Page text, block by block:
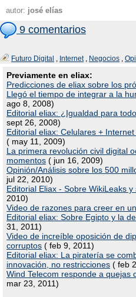
autor: josé elías
9 comentarios
Futuro Digital , Internet, Negocios ,
Previamente en eliax:
Predicciones de eliax sobre los
Llegó el tiempo de integrar a la
ago 8, 2008)
Editorial eliax: ¿Igualdad para
sept 26, 2008)
Editorial eliax: Celulares +
( may 11, 2009)
La primera revolución civil digital
momentos ( jun 16, 2009)
Opinión/Análisis sobre los 500
jul 22, 2010)
Editorial Eliax - Sobre WikiLeaks
2010)
Video de razones para creer en
Editorial eliax: Sobre Egipto y la
31, 2011)
Video de increíble oposición de
corruptos ( feb 9, 2011)
Editorial eliax: La piratería se
innovación, no restricciones ( feb
Wind Telecom responde a quejas
mar 23, 2011)